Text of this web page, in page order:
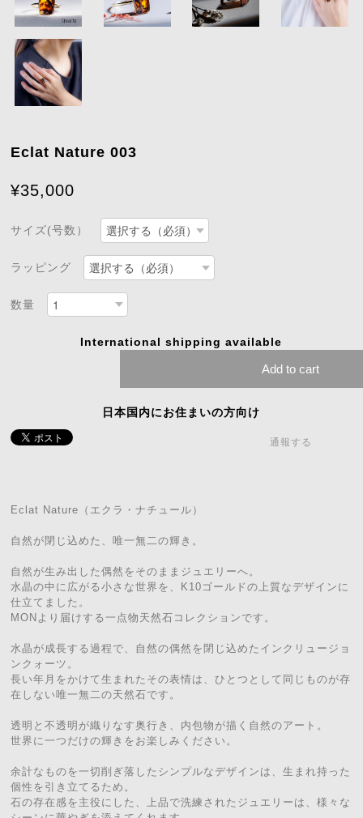
Eclat Nature 003
¥35,000
サイズ(号数）
ラッピング
数量
International shipping available
Add to cart
日本国内にお住まいの方向け
通報する
Eclat Nature（エクラ・ナチュール）
自然が閉じ込めた、唯一無二の輝き。
自然が生み出した偶然をそのままジュエリーへ。
水晶の中に広がる小さな世界を、K10ゴールドの上質なデザインに
仕立てました。
MONより届けする一点物天然石コレクションです。
水晶が成長する過程で、自然の偶然を閉じ込めたインクリュージョ
ンクォーツ。
長い年月をかけて生まれたその表情は、ひとつとして同じものが存
在しない唯一無二の天然石です。
透明と不透明が織りなす奥行き、内包物が描く自然のアート。
世界に一つだけの輝きをお楽しみください。
余計なものを一切削ぎ落したシンプルなデザインは、生まれ持った
個性を引き立てるため。
石の存在感を主役にした、上品で洗練されたジュエリーは、様々な